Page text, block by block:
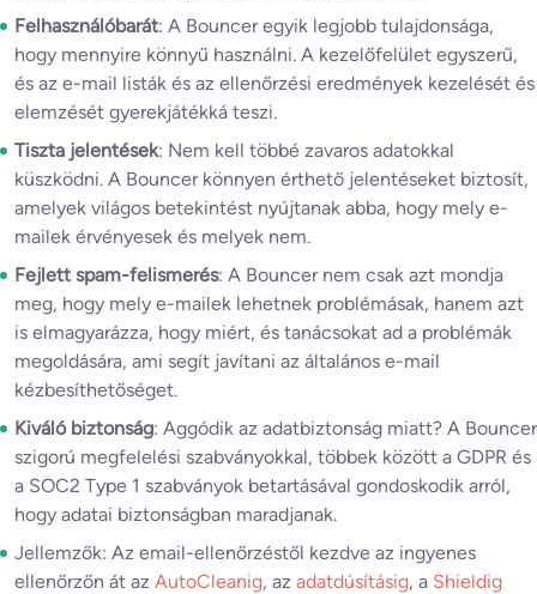
Felhasználóbarát: A Bouncer egyik legjobb tulajdonsága,
hogy mennyire könnyű használni. A kezelőfelület egyszerű,
és az e-mail listák és az ellenőrzési eredmények kezelését és
elemzését gyerekjátékká teszi.
Tiszta jelentések: Nem kell többé zavaros adatokkal
küszködni. A Bouncer könnyen érthető jelentéseket biztosít,
amelyek világos betekintést nyújtanak abba, hogy mely e-
mailek érvényesek és melyek nem.
Fejlett spam-felismerés: A Bouncer nem csak azt mondja
meg, hogy mely e-mailek lehetnek problémásak, hanem azt
is elmagyarázza, hogy miért, és tanácsokat ad a problémák
megoldására, ami segít javítani az általános e-mail
kézbesíthetőséget.
Kiváló biztonság: Aggódik az adatbiztonság miatt? A Bouncer
szigorú megfelelési szabványokkal, többek között a GDPR és
a SOC2 Type 1 szabványok betartásával gondoskodik arról,
hogy adatai biztonságban maradjanak.
Jellemzők: Az email-ellenőrzéstől kezdve az ingyenes
ellenőrzőn át az AutoCleanig, az adatdúsításig, a Shieldig